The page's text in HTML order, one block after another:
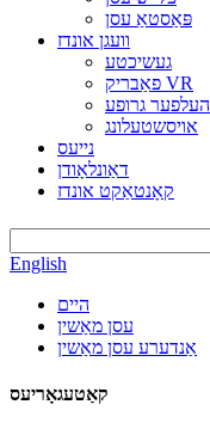
פּאַסטאַ עסן
וועגן אונדז
געשיכטע
פאַבריק VR
העלפער גרופע
אויסשטעלונג
נייעס
דאַונלאָודן
קאָנטאַקט אונדז
English
היים
עסן מאַשין
אַנדערע עסן מאַשין
קאַטעגאָריעס